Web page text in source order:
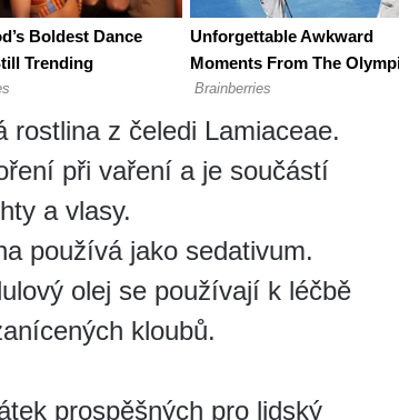
rostlina z čeledi Lamiaceae.
při vaření a je součástí
a vlasy.
používá jako sedativum.
olej se používají k léčbě
kloubů.
prospěšných pro lidský